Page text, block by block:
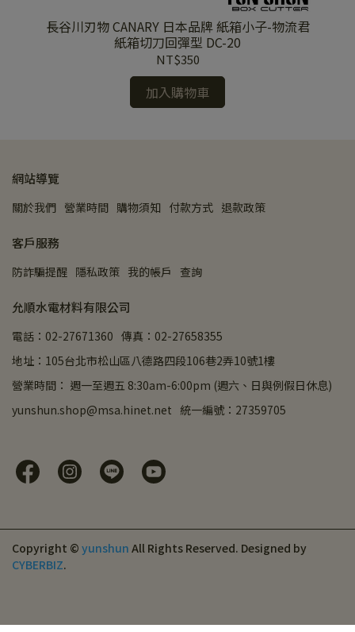
長谷川刃物 CANARY 日本品牌 紙箱小子-物流君
紙箱切刀回彈型 DC-20
NT$350
加入購物車
網站導覽
關於我們 營業時間 購物須知 付款方式 退款政策
客戶服務
防詐騙提醒 隱私政策 我的帳戶 查詢
允順水電材料有限公司
電話：02-27671360 傳真：02-27658355
地址：105台北市松山區八德路四段106巷2弄10號1樓
營業時間： 週一至週五 8:30am-6:00pm (週六、日與例假日休息)
yunshun.shop@msa.hinet.net 統一編號：27359705
Copyright © yunshun All Rights Reserved. Designed by
CYBERBIZ.